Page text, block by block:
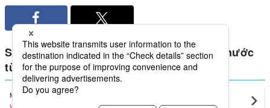
So sánh giá thấp nhất cho Mexico trong nước
từ Cancun
Mexico City Cancun(CUN)